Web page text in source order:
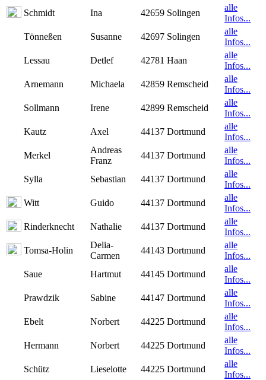
Schmidt
Ina 42659 Solingen
alle
Infos...
Tönneßen
Susanne 42697 Solingen
alle
Infos...
Lessau
Detlef 42781 Haan
alle
Infos...
Arnemann
Michaela 42859 Remscheid
alle
Infos...
Sollmann
Irene 42899 Remscheid
alle
Infos...
Kautz
Axel 44137 Dortmund
alle
Infos...
Merkel
Andreas
Franz
44137 Dortmund
alle
Infos...
Sylla
Sebastian 44137 Dortmund
alle
Infos...
Witt
Guido 44137 Dortmund
alle
Infos...
Rinderknecht
Nathalie 44137 Dortmund
alle
Infos...
Tomsa-Holin
Delia-
Carmen
44143 Dortmund
alle
Infos...
Saue
Hartmut 44145 Dortmund
alle
Infos...
Prawdzik
Sabine 44147 Dortmund
alle
Infos...
Ebelt
Norbert 44225 Dortmund
alle
Infos...
Hermann
Norbert 44225 Dortmund
alle
Infos...
Schütz
Lieselotte 44225 Dortmund
alle
Infos...